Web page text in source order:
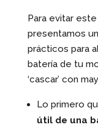
Para evitar este
presentamos
prácticos para
batería de tu
‘cascar’ con
Lo primero
útil de una